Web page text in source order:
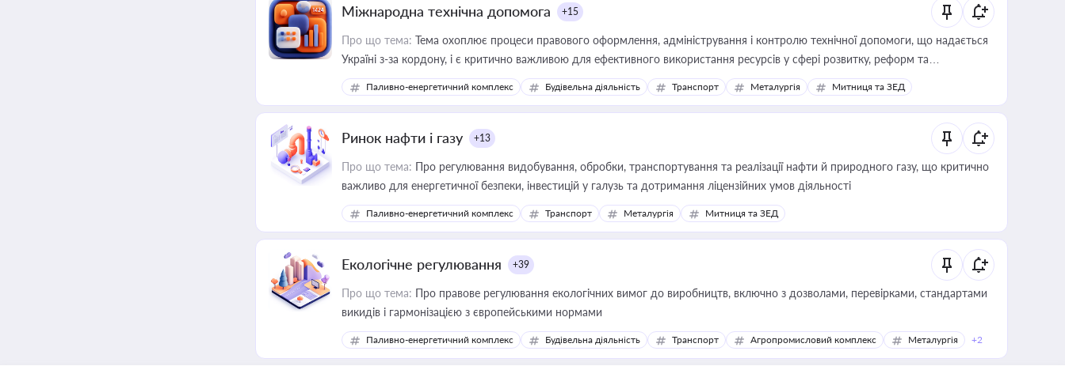
Міжнародна технічна допомога +15
Про що тема: Тема охоплює процеси правового оформлення, адміністрування і контролю технічної допомоги, що надається
Україні з-за кордону, і є критично важливою для ефективного використання ресурсів у сфері розвитку, реформ та
інфраструктурних проєктів
Паливно-енергетичний комплекс Будівельна діяльність Транспорт Металургія Митниця та ЗЕД
Ринок нафти і газу +13
Про що тема: Про регулювання видобування, обробки, транспортування та реалізації нафти й природного газу, що критично
важливо для енергетичної безпеки, інвестицій у галузь та дотримання ліцензійних умов діяльності
Паливно-енергетичний комплекс Транспорт Металургія Митниця та ЗЕД
Екологічне регулювання +39
Про що тема: Про правове регулювання екологічних вимог до виробництв, включно з дозволами, перевірками, стандартами
викидів і гармонізацією з європейськими нормами
Паливно-енергетичний комплекс Будівельна діяльність Транспорт Агропромисловий комплекс Металургія +2